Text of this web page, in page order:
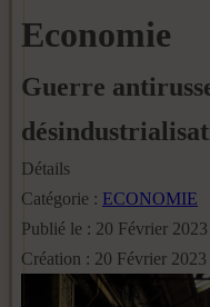
Economie
Guerre
Détails
Catégorie : ECONOMIE
Publié le : 20 Février 2023
Création : 20 Février 2023